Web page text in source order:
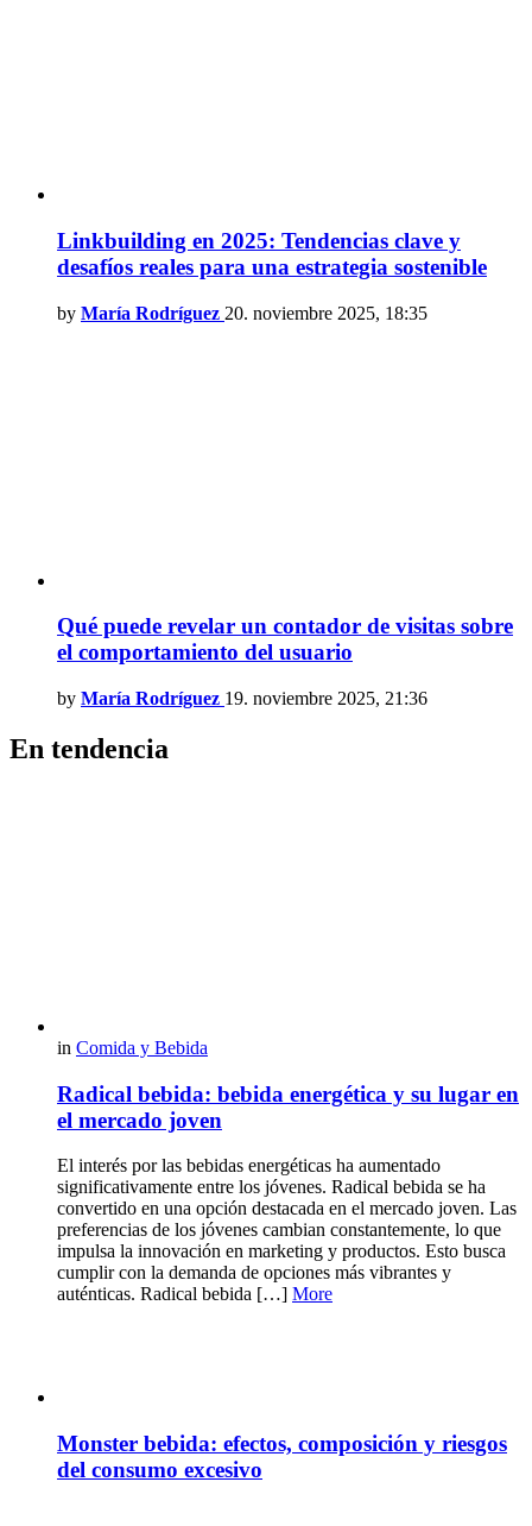
Linkbuilding en 2025: Tendencias clave y
desafíos reales para una estrategia sostenible
by María Rodríguez 20. noviembre 2025, 18:35
Qué puede revelar un contador de visitas sobre
el comportamiento del usuario
by María Rodríguez 19. noviembre 2025, 21:36
En tendencia
in Comida y Bebida
Radical bebida: bebida energética y su lugar en
el mercado joven
El interés por las bebidas energéticas ha aumentado
significativamente entre los jóvenes. Radical bebida se ha
convertido en una opción destacada en el mercado joven. Las
preferencias de los jóvenes cambian constantemente, lo que
impulsa la innovación en marketing y productos. Esto busca
cumplir con la demanda de opciones más vibrantes y
auténticas. Radical bebida […] More
Monster bebida: efectos, composición y riesgos
del consumo excesivo